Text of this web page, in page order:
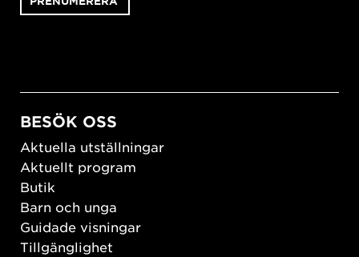
BESÖK OSS
Aktuella utställningar
Aktuellt program
Butik
Barn och unga
Guidade visningar
Tillgänglighet